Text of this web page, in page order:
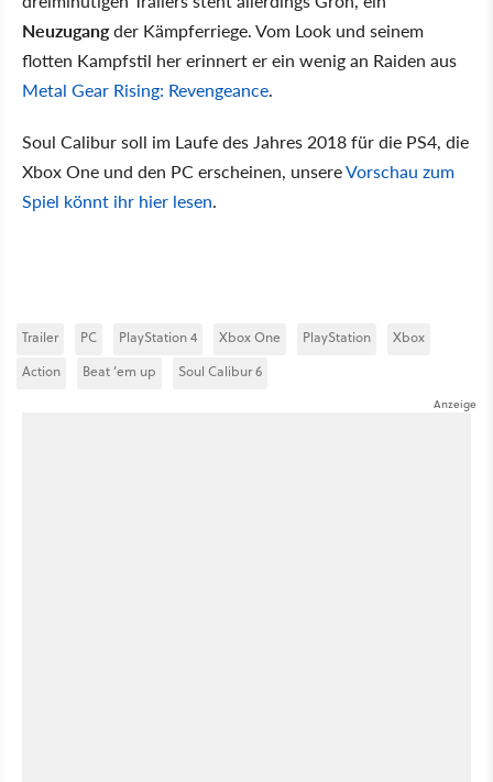
Neuzugangder Kämpferriege. Vom Look und seinem
flotten Kampfstil her erinnert er ein wenig an Raiden aus
Metal Gear Rising: Revengeance.
Soul Calibur soll im Laufe des Jahres 2018 für die PS4, die
Xbox One und den PC erscheinen, unsereVorschau zum
Spiel könnt ihr hier lesen.
Trailer PC PlayStation 4 Xbox One PlayStation
Xbox
Action
Beat ’em up Soul Calibur 6